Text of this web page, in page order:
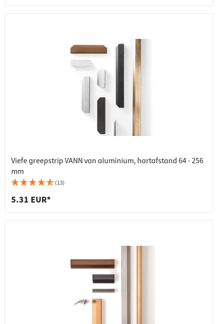
Viefe greepstrip VANN van aluminium, hartafstand 64 - 256
mm
(13)
5.31 EUR*